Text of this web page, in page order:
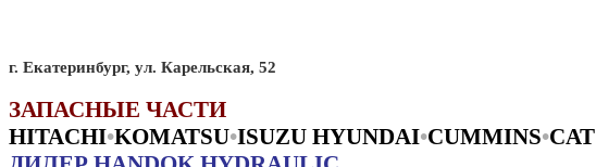
г. Екатеринбург, ул. Карельская, 52
ЗАПАСНЫЕ ЧАСТИ
HITACHI•KOMATSU•ISUZU HYUNDAI•CUMMINS•CAT